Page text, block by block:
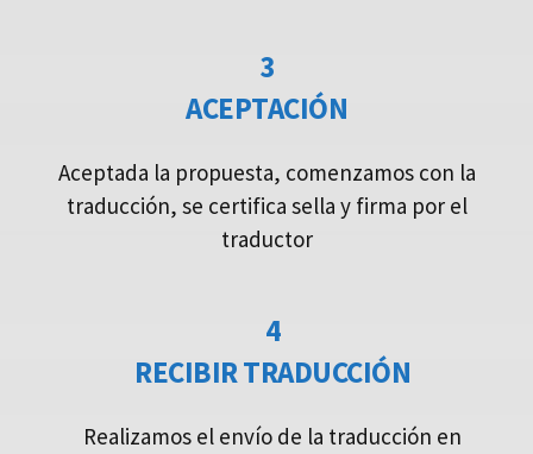
3
ACEPTACIÓN
Aceptada la propuesta, comenzamos con la
traducción, se certifica sella y firma por el
traductor
4
RECIBIR TRADUCCIÓN
Realizamos el envío de la traducción en